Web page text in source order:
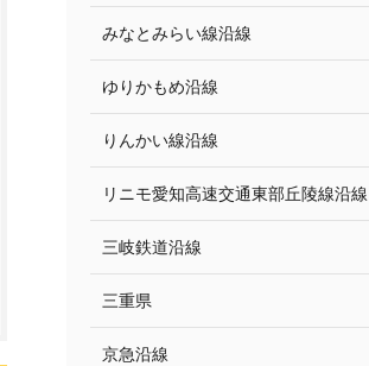
みなとみらい線沿線
ゆりかもめ沿線
りんかい線沿線
リニモ愛知高速交通東部丘陵線沿線
三岐鉄道沿線
三重県
京急沿線